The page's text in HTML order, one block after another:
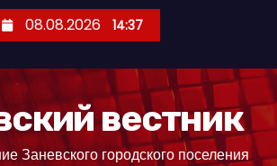
08.08.2026 14:37
вестник
Заневского городского поселения